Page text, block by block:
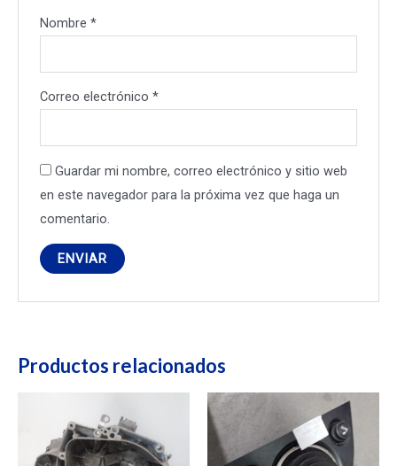
Nombre*
Correo electrónico*
Guardar mi nombre, correo electrónico y sitio web
en este navegador para la próxima vez que haga un
comentario.
Productos relacionados